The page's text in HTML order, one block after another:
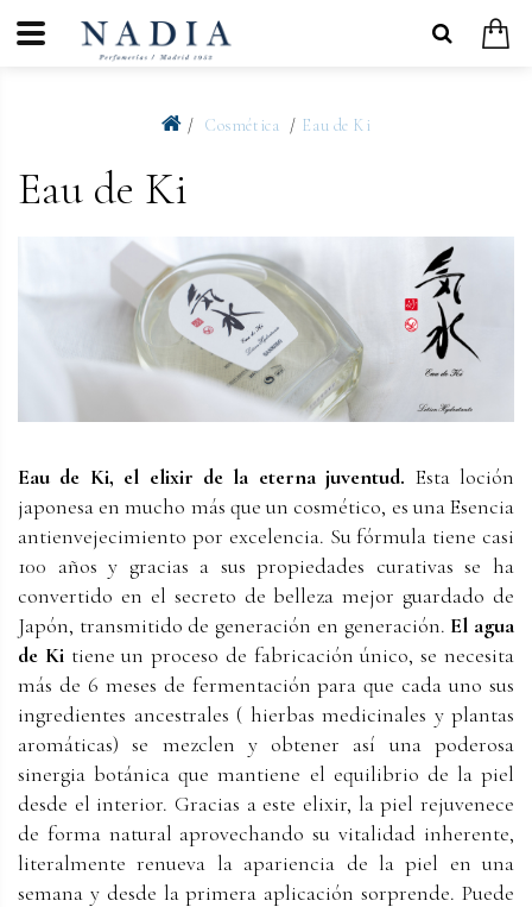
Cosmética Eau de Ki
Eau de Ki
Eau de Ki, el elixir de la eterna juventud. Esta loción
japonesa en mucho más que un cosmético, es una Esencia
antienvejecimiento por excelencia. Su fórmula tiene casi
100 años y gracias a sus propiedades curativas se ha
convertido en el secreto de belleza mejor guardado de
Japón, transmitido de generación en generación. El agua
de Kitiene un proceso de fabricación único, se necesita
más de 6 meses de fermentación para que cada uno sus
ingredientes ancestrales ( hierbas medicinales y plantas
aromáticas) se mezclen y obtener así una poderosa
sinergia botánica que mantiene el equilibrio de la piel
desde el interior. Gracias a este elixir, la piel rejuvenece
de forma natural aprovechando su vitalidad inherente,
literalmente renueva la apariencia de la piel en una
semana y desde la primera aplicación sorprende. Puede